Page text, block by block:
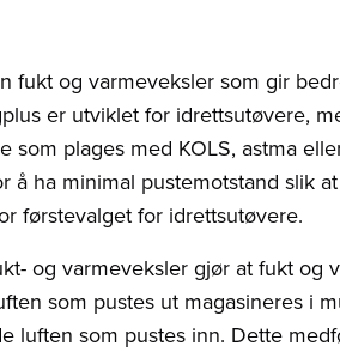
fukt og varmeveksler som gir
er utviklet for idrettsutøvere,
som plages med KOLS, astma
å ha minimal pustemotstand slik
førstevalget for idrettsutøvere.
og varmeveksler gjør at fukt og
som pustes ut magasineres i
luften som pustes inn. Dette